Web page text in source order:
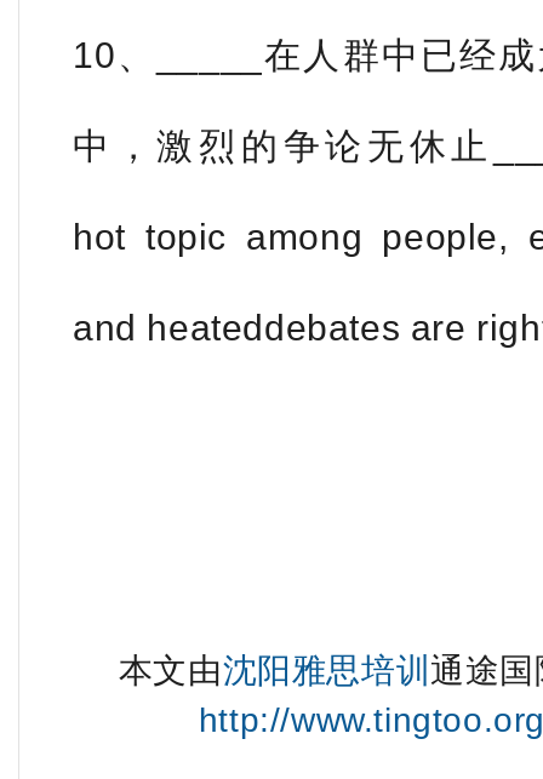
10、_____在人群中已经
中，激烈的争论无休止
hot topic among people,
and heateddebates are
本文由沈阳雅思培训 通途
http://